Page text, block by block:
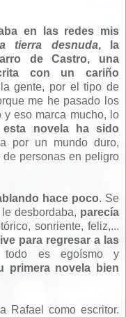
en las redes mis
tierra desnuda, la
de Castro, una
con un cariño
gente, por el tipo de
me he pasado los
eso marca mucho, lo
novela ha sido
por un mundo duro,
personas en peligro
hace poco. Se
desbordaba, parecía
sonriente, feliz,...
para regresar a las
es egoísmo y
primera novela bien
Rafael como escritor.